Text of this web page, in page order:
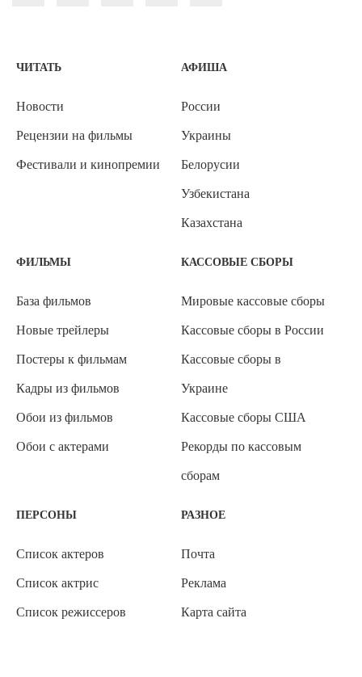
ЧИТАТЬ
Новости
Рецензии на фильмы
Фестивали и кинопремии
АФИША
России
Украины
Белорусии
Узбекистана
Казахстана
ФИЛЬМЫ
База фильмов
Новые трейлеры
Постеры к фильмам
Кадры из фильмов
Обои из фильмов
Обои с актерами
КАССОВЫЕ СБОРЫ
Мировые кассовые сборы
Кассовые сборы в России
Кассовые сборы в
Украине
Кассовые сборы США
Рекорды по кассовым
сборам
ПЕРСОНЫ
Список актеров
Список актрис
Список режиссеров
РАЗНОЕ
Почта
Реклама
Карта сайта